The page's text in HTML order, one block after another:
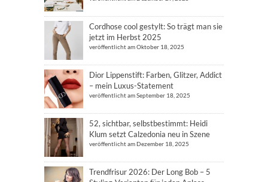
Cordhose cool gestylt: So trägt man sie
jetzt im Herbst 2025
veröffentlicht am Oktober 18, 2025
Dior Lippenstift: Farben, Glitzer, Addict
– mein Luxus-Statement
veröffentlicht am September 18, 2025
52, sichtbar, selbstbestimmt: Heidi
Klum setzt Calzedonia neu in Szene
veröffentlicht am Dezember 18, 2025
Trendfrisur 2026: Der Long Bob – 5